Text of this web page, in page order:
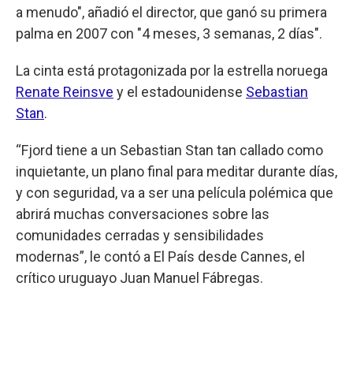
a menudo", añadió el director, que ganó su primera
palma en 2007 con "4 meses, 3 semanas, 2 días".
La cinta está protagonizada por la estrella noruega
Renate Reinsve y el estadounidense Sebastian
Stan.
“Fjord tiene a un Sebastian Stan tan callado como
inquietante, un plano final para meditar durante días,
y con seguridad, va a ser una película polémica que
abrirá muchas conversaciones sobre las
comunidades cerradas y sensibilidades
modernas”, le contó a El País desde Cannes, el
crítico uruguayo Juan Manuel Fábregas.